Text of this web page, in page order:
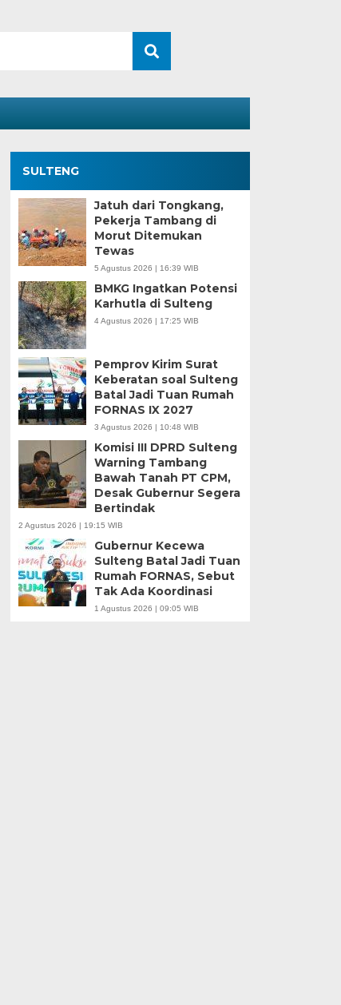
SULTENG
Jatuh dari Tongkang,
Pekerja Tambang di
Morut Ditemukan
Tewas
5 Agustus 2026 | 16:39 WIB
BMKG Ingatkan Potensi
Karhutla di Sulteng
4 Agustus 2026 | 17:25 WIB
Pemprov Kirim Surat
Keberatan soal Sulteng
Batal Jadi Tuan Rumah
FORNAS IX 2027
3 Agustus 2026 | 10:48 WIB
Komisi III DPRD Sulteng
Warning Tambang
Bawah Tanah PT CPM,
Desak Gubernur Segera
Bertindak
2 Agustus 2026 | 19:15 WIB
Gubernur Kecewa
Sulteng Batal Jadi Tuan
Rumah FORNAS, Sebut
Tak Ada Koordinasi
1 Agustus 2026 | 09:05 WIB